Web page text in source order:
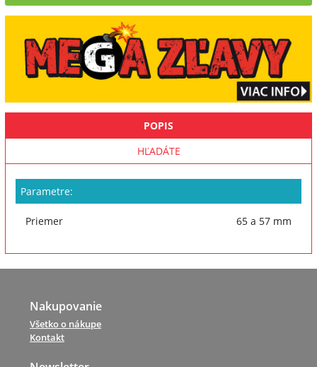
POPIS
HĽADÁTE
Parametre:
Priemer 65 a 57 mm
Nakupovanie
Všetko o nákupe
Kontakt